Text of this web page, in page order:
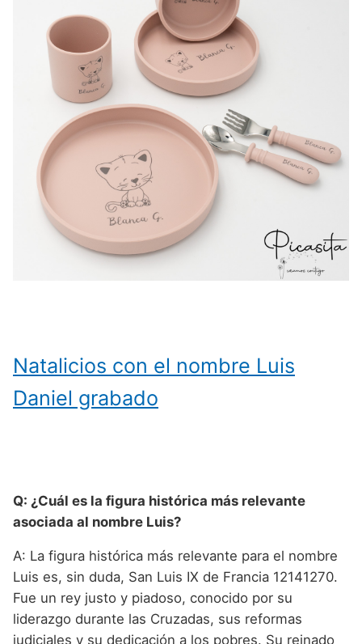
Natalicios con el nombre Luis
Daniel grabado
Q: ¿Cuál es la figura histórica más relevante
asociada al nombre Luis?
A: La figura histórica más relevante para el nombre
Luis es, sin duda, San Luis IX de Francia 12141270.
Fue un rey justo y piadoso, conocido por su
liderazgo durante las Cruzadas, sus reformas
judiciales y su dedicación a los pobres. Su reinado